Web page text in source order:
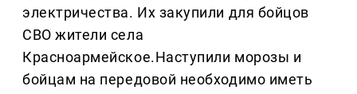
электричества. Их закупили для бойцов
СВО жители села
Красноармейское.Наступили морозы и
бойцам на передовой необходимо иметь